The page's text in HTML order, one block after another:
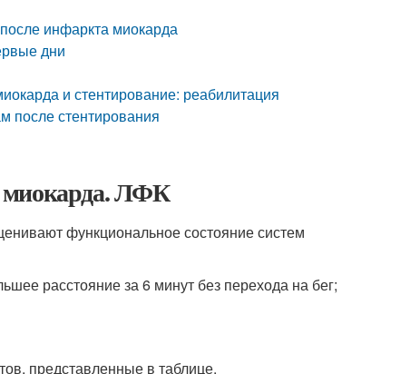
инфаркта миокарда
дни
и стентирование: реабилитация
после стентирования
миокарда. ЛФК
функциональное состояние систем
расстояние за 6 минут без перехода на бег;
представленные в таблице.